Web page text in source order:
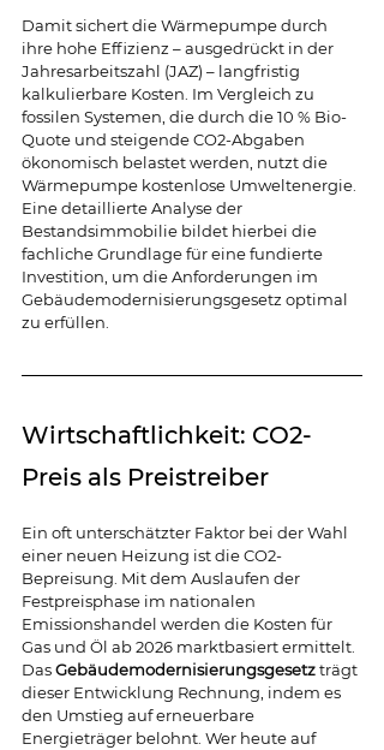
Damit sichert die Wärmepumpe durch
ihre hohe Effizienz – ausgedrückt in der
Jahresarbeitszahl (JAZ) – langfristig
kalkulierbare Kosten. Im Vergleich zu
fossilen Systemen, die durch die 10 % Bio-
Quote und steigende CO2-Abgaben
ökonomisch belastet werden, nutzt die
Wärmepumpe kostenlose Umweltenergie.
Eine detaillierte Analyse der
Bestandsimmobilie bildet hierbei die
fachliche Grundlage für eine fundierte
Investition, um die Anforderungen im
Gebäudemodernisierungsgesetz optimal
zu erfüllen.
Wirtschaftlichkeit: CO2-
Preis als Preistreiber
Ein oft unterschätzter Faktor bei der Wahl
einer neuen Heizung ist die CO2-
Bepreisung. Mit dem Auslaufen der
Festpreisphase im nationalen
Emissionshandel werden die Kosten für
Gas und Öl ab 2026 marktbasiert ermittelt.
Das Gebäudemodernisierungsgesetz trägt
dieser Entwicklung Rechnung, indem es
den Umstieg auf erneuerbare
Energieträger belohnt. Wer heute auf